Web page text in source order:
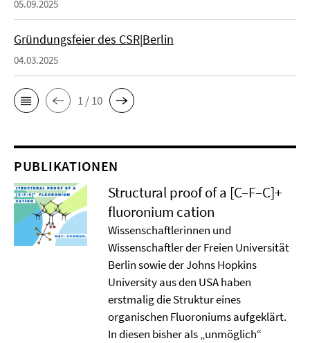
05.09.2025
Gründungsfeier des CSR|Berlin
04.03.2025
1 / 10
PUBLIKATIONEN
Structural proof of a [C–F–C]+
ﬂuoronium cation
Wissenschaftlerinnen und
Wissenschaftler der Freien Universität
Berlin sowie der Johns Hopkins
University aus den USA haben
erstmalig die Struktur eines
organischen Fluoroniums aufgeklärt.
In diesen bisher als „unmöglich“